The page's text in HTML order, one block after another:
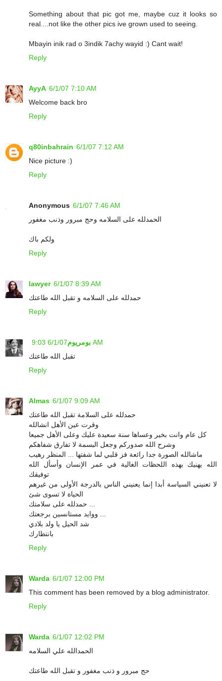
Something about that pic got me, maybe cuz it looks so
real....not like the other pics ive grown used to seeing.
Mbayin inik rad o 3indik 7achy wayid :) Cant wait!
Reply
AyyA 6/1/07 7:10 AM
Welcome back bro
Reply
q80inbahrain 6/1/07 7:12 AM
Nice picture :)
Reply
Anonymous 6/1/07 7:46 AM
الحمدلله على السلامه وحج مبرور وذنب مغفور
ولكم باك
Reply
lawyer 6/1/07 8:39 AM
حمدلله على السلامه و تقبل الله طاعتك
Reply
بومريوم 6/1/07 9:03 AM
تقبل الله طاعتك
Reply
Almas 6/1/07 9:09 AM
حمدلله على السلامة تقبل الله طاعتك
وقرت عين الأهل انشالله
كل عام وانت بخير وعساها سنة سعيدة عليك وعلى الأهل جميعا
وشرح الله صدوركم وجعل البسمة لا تفارق شفاهكم
ماشالله الصورة جدا رائعة فز قلبي لما شفتها ... المنظر رهيب
الله يهنيك بهذه اللحظات الغالية في عمر الإنسان وأسأل الله
توفيقك
لا تعنيني السياسة أبدا إنما يعنيني الناس بالدرجة الأولى من غيرهم
الحياة لا تسوى شئ
شد الحيل يا ولد بلادي
بانتظارك
Reply
Warda 6/1/07 12:00 PM
This comment has been removed by a blog administrator.
Reply
Warda 6/1/07 12:02 PM
الحمدالله علي السلامه
حج مبرور و ذنب مغفور و تقبل الله طاعتك